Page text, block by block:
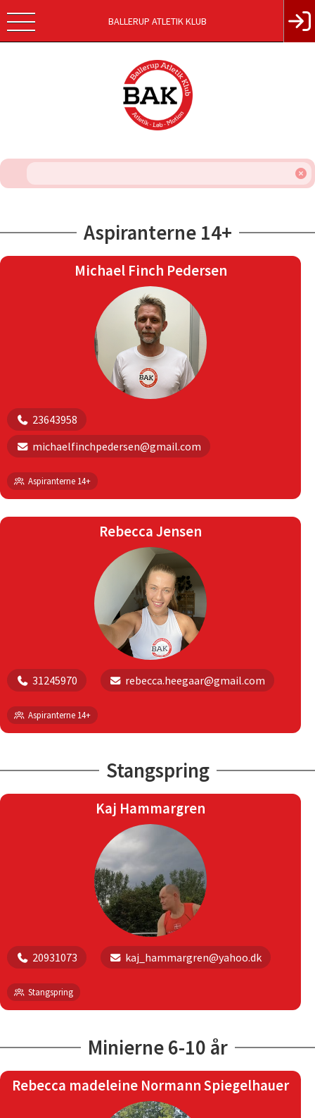
BALLERUP ATLETIK KLUB
Aspiranterne 14+
Michael Finch Pedersen
23643958
michaelfinchpedersen@gmail.com
Aspiranterne 14+
Rebecca Jensen
31245970 rebecca.heegaar@gmail.com
Aspiranterne 14+
Stangspring
Kaj Hammargren
20931073 kaj_hammargren@yahoo.dk
Stangspring
Minierne 6-10 år
Rebecca madeleine Normann Spiegelhauer